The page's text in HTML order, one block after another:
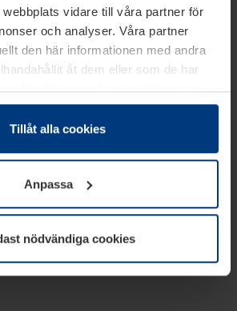
vidare till våra partner för
och analyser. Våra partner
den här informationen med andra
åt dem eller som de har
för din användning av tjänsterna.
kakor på din enhet, om de är
för driften av den här webbplatsen.
när som helst ändra eller återkalla i
underDataskyddsförklaring
Tillåt alla cookies
Anpassa
nödvändiga cookies